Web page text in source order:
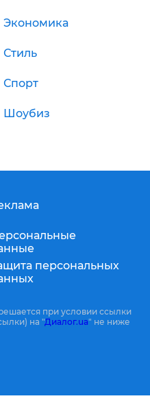
Экономика
Стиль
Спорт
Шоубиз
персональных
при условии ссылки
на "Диалог.ua" не ниже